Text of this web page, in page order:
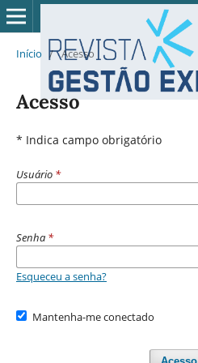
Início / Acesso
Acesso
* Indica campo obrigatório
Usuário *
Senha *
Esqueceu a senha?
Mantenha-me conectado